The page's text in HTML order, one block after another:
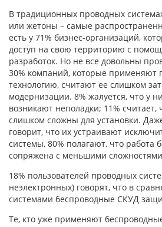
В традиционных проводных
или жетоны – самые
есть у 71% бизнес-организаций,
доступ на свою территорию с
разработок. Но не все довольны
30% компаний, которые применяют
технологию, считают ее слишком
модернизации. 8% жалуется, что у
возникают неполадки; 11% считает,
слишком сложны для установки.
говорит, что их устраивают
системы, 80% полагают, что работа
сопряжена с меньшими
18% пользователей проводных
неэлектронных) говорят, что в
системами беспроводные СКУД
Те, кто уже применяют